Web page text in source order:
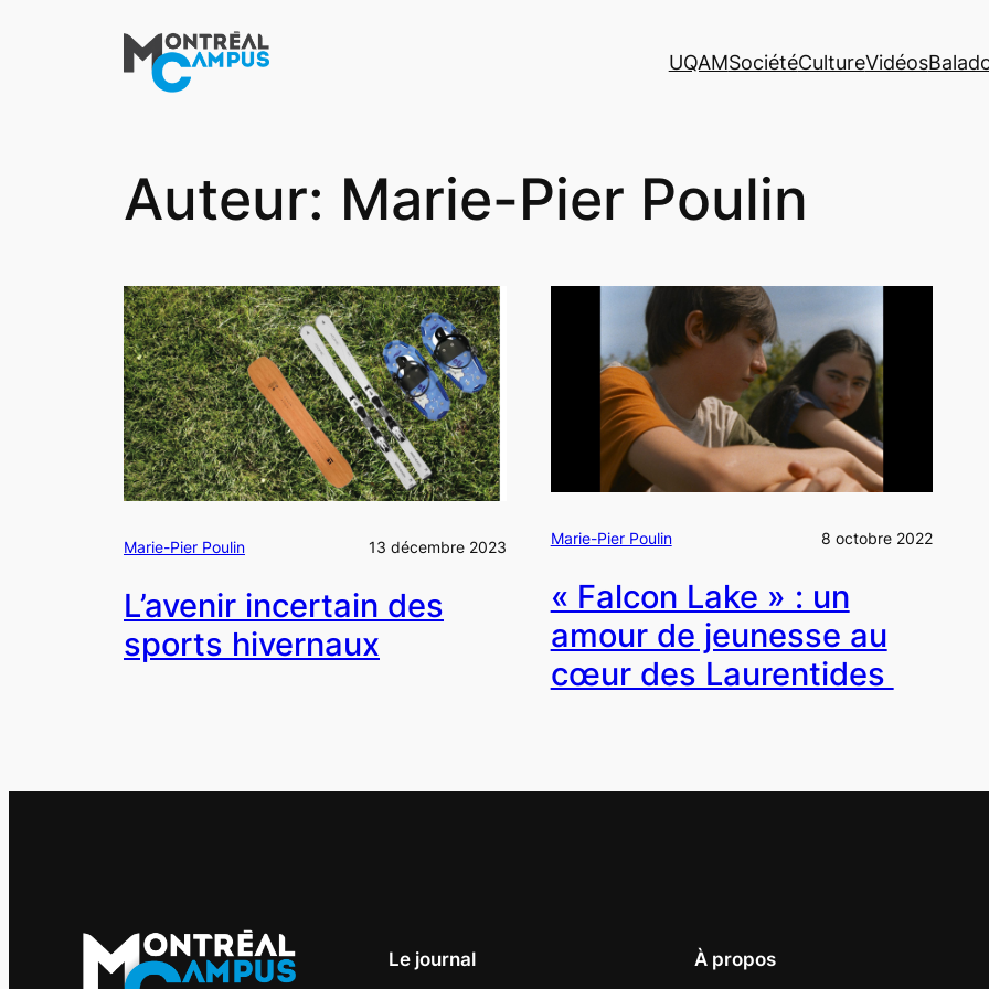
UQAMSociétéCultureVidéos
Auteur: Marie-Pier Poulin
Marie-Pier Poulin 13 décembre 2023
L’avenir incertain des
sports hivernaux
Marie-Pier Poulin 8 octobre 2022
« Falcon Lake » : un
amour de jeunesse au
cœur des Laurentides
Le journal À propos